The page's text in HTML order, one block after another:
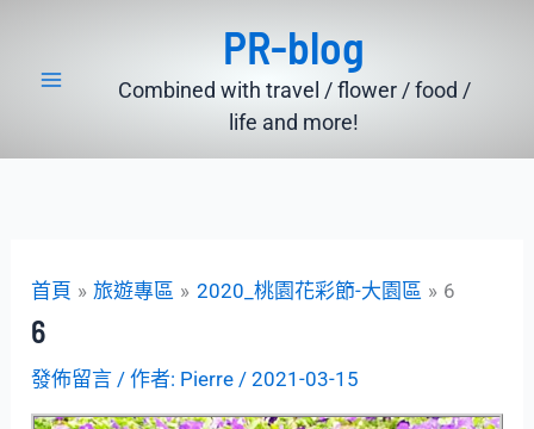
PR-blog
Combined with travel / flower / food /
life and more!
首頁 旅遊專區 2020_桃園花彩節-大園區 6
6
發佈留言 / 作者: Pierre /2021-03-15